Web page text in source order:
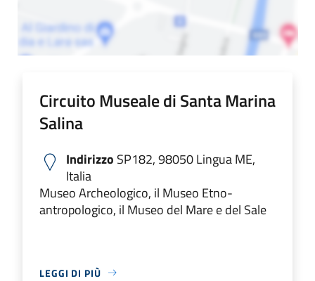
Circuito Museale di Santa Marina
Salina
Indirizzo SP182, 98050 Lingua ME,
Italia
Museo Archeologico, il Museo Etno-
antropologico, il Museo del Mare e del Sale
LEGGI DI PIÙ